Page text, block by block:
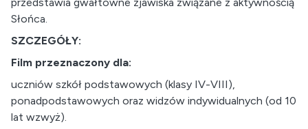
Słońca.
SZCZEGÓŁY:
Film przeznaczony dla:
uczniów szkół podstawowych (klasy IV-VIII),
ponadpodstawowych oraz widzów indywidualnych (od 10
lat wzwyż).